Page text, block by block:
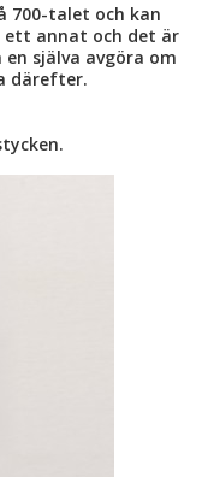
700-talet och kan
ett annat och det är
själva avgöra om
därefter.